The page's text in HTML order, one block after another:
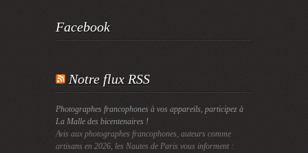
Facebook
Notre flux RSS
Photographes francophones à vos appareils, participez à
La Malle des bicentenaires !
Avis aux photographes francophones, auteurs comme
artisans en 2026, les Nautes de Paris vous informent :